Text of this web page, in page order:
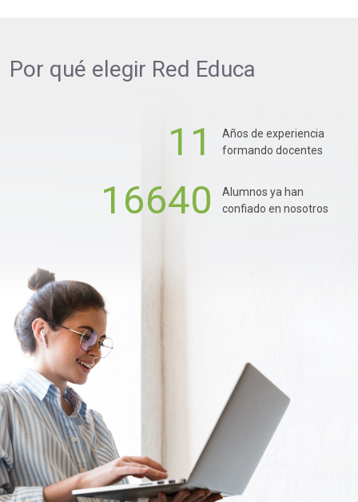
Por qué elegir Red Educa
11
Años de experiencia
formando docentes
16640
Alumnos ya han
confiado en nosotros